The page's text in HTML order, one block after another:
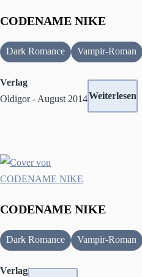
CODENAME NIKE
Dark Romance Vampir-Roman
Verlag
Oldigor - August 2014Weiterlesen
CODENAME NIKE
Dark Romance Vampir-Roman
Verlag